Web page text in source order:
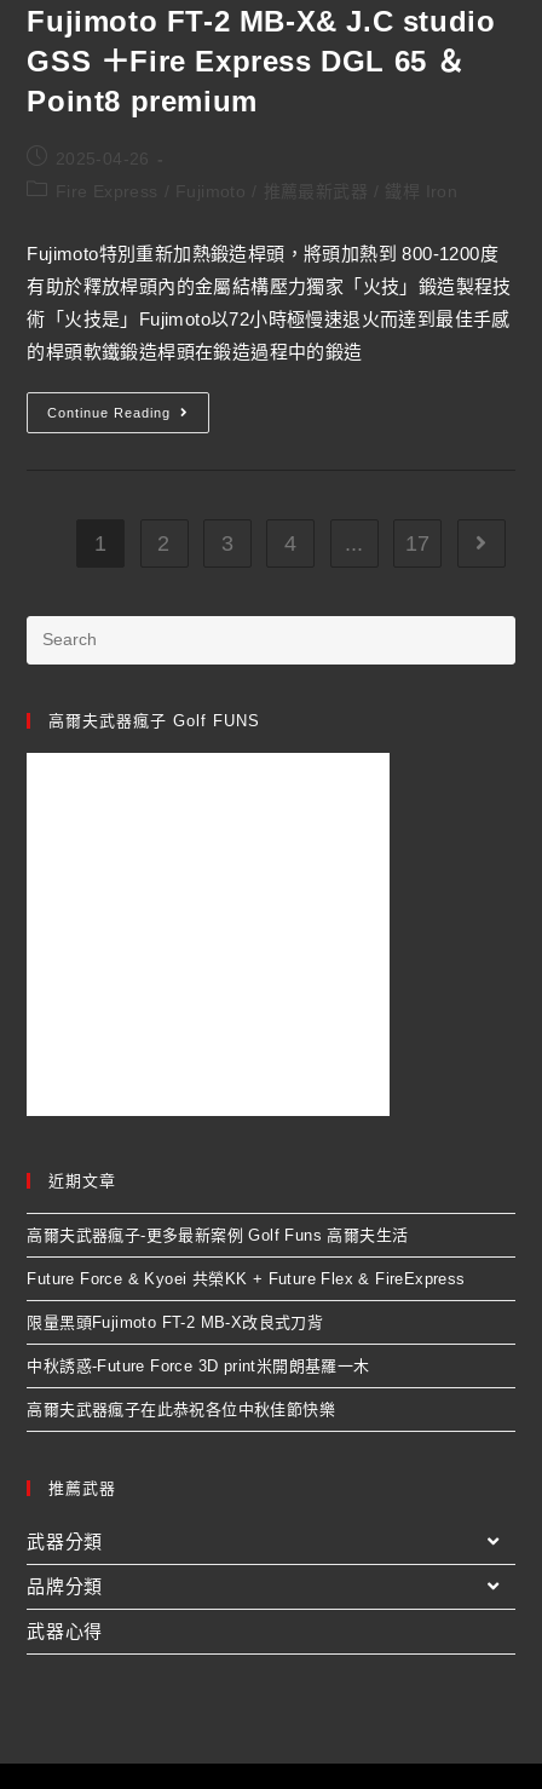
Fujimoto FT-2 MB-X& J.C studio
GSS ＋Fire Express DGL 65 ＆
Point8 premium
2025-04-26
鐵桿 Iron
Fujimoto特別重新加熱鍛造桿頭，將頭加熱到 800-1200度
有助於釋放桿頭內的金屬結構壓力獨家「火技」鍛造製程技
術「火技是」Fujimoto以72小時極慢速退火而達到最佳手感
的桿頭軟鐵鍛造桿頭在鍛造過程中的鍛造
Continue Reading
1 2 3 4 ... 17
高爾夫武器瘋子 Golf FUNS
近期文章
高爾夫武器瘋子-更多最新案例 Golf Funs 高爾夫生活
Future Force & Kyoei 共榮KK + Future Flex & FireExpress
限量黑頭Fujimoto FT-2 MB-X改良式刀背
中秋誘惑-Future Force 3D print米開朗基羅一木
高爾夫武器瘋子在此恭祝各位中秋佳節快樂
推薦武器
武器分類
品牌分類
武器心得